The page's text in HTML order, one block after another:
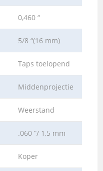
0,460 “
5/8 “(16 mm)
Taps toelopend
Middenprojectie
Weerstand
.060 “/ 1,5 mm
Koper